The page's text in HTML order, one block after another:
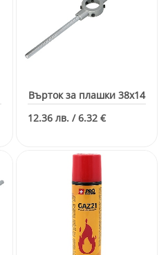
Върток за плашки 38х14
12.36 лв. / 6.32 €